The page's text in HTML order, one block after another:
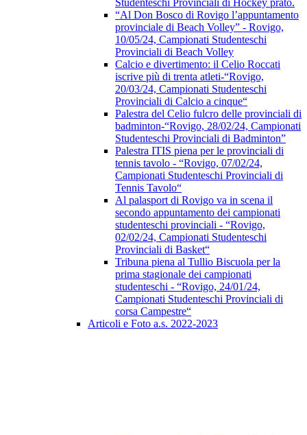
Studenteschi Provinciali di Hockey prato.
“Al Don Bosco di Rovigo l’appuntamento
provinciale di Beach Volley” - Rovigo,
10/05/24, Campionati Studenteschi
Provinciali di Beach Volley
Calcio e divertimento: il Celio Roccati
iscrive più di trenta atleti-“Rovigo,
20/03/24, Campionati Studenteschi
Provinciali di Calcio a cinque“
Palestra del Celio fulcro delle provinciali di
badminton-“Rovigo, 28/02/24, Campionati
Studenteschi Provinciali di Badminton”
Palestra ITIS piena per le provinciali di
tennis tavolo - “Rovigo, 07/02/24,
Campionati Studenteschi Provinciali di
Tennis Tavolo“
Al palasport di Rovigo va in scena il
secondo appuntamento dei campionati
studenteschi provinciali - “Rovigo,
02/02/24, Campionati Studenteschi
Provinciali di Basket“
Tribuna piena al Tullio Biscuola per la
prima stagionale dei campionati
studenteschi - “Rovigo, 24/01/24,
Campionati Studenteschi Provinciali di
corsa Campestre“
Articoli e Foto a.s. 2022-2023